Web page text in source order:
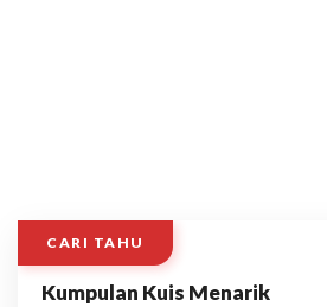
CARI TAHU
Kumpulan Kuis Menarik